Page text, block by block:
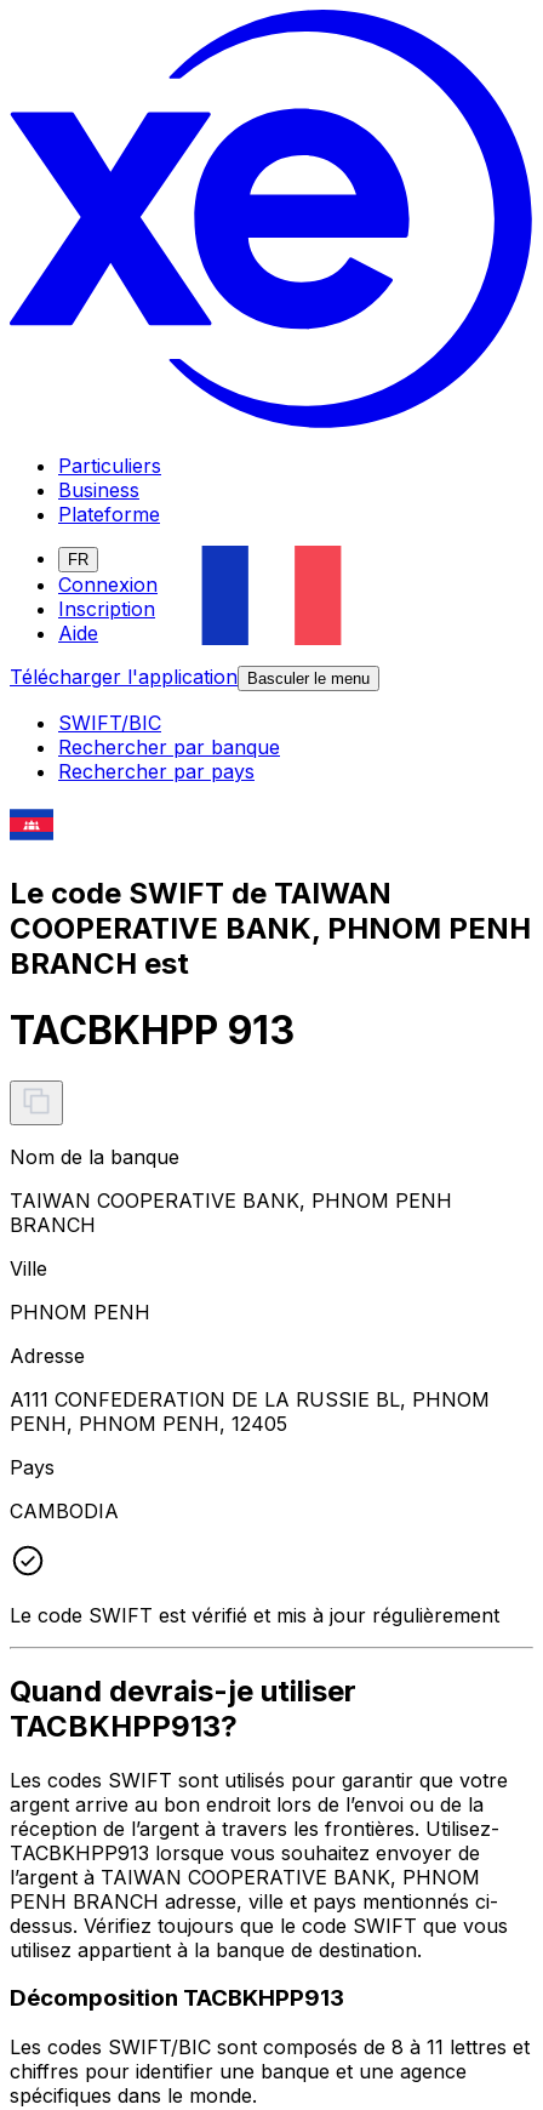
Particuliers
Business
Plateforme
FR
Connexion
Inscription
Aide
Télécharger l'application
Basculer le menu
SWIFT/BIC
Rechercher par banque
Rechercher par pays
Le code SWIFT de TAIWAN
COOPERATIVE BANK, PHNOM PENH
BRANCH est
TACBKHPP 913
Nom de la banque
TAIWAN COOPERATIVE BANK, PHNOM PENH
BRANCH
Ville
PHNOM PENH
Adresse
A111 CONFEDERATION DE LA RUSSIE BL, PHNOM
PENH, PHNOM PENH, 12405
Pays
CAMBODIA
Le code SWIFT est vérifié et mis à jour régulièrement
Quand devrais-je utiliser
TACBKHPP913?
Les codes SWIFT sont utilisés pour garantir que votre
argent arrive au bon endroit lors de l’envoi ou de la
réception de l’argent à travers les frontières. Utilisez-
TACBKHPP913 lorsque vous souhaitez envoyer de
l’argent à TAIWAN COOPERATIVE BANK, PHNOM
PENH BRANCH adresse, ville et pays mentionnés ci-
dessus. Vérifiez toujours que le code SWIFT que vous
utilisez appartient à la banque de destination.
Décomposition TACBKHPP913
Les codes SWIFT/BIC sont composés de 8 à 11 lettres et
chiffres pour identifier une banque et une agence
spécifiques dans le monde.